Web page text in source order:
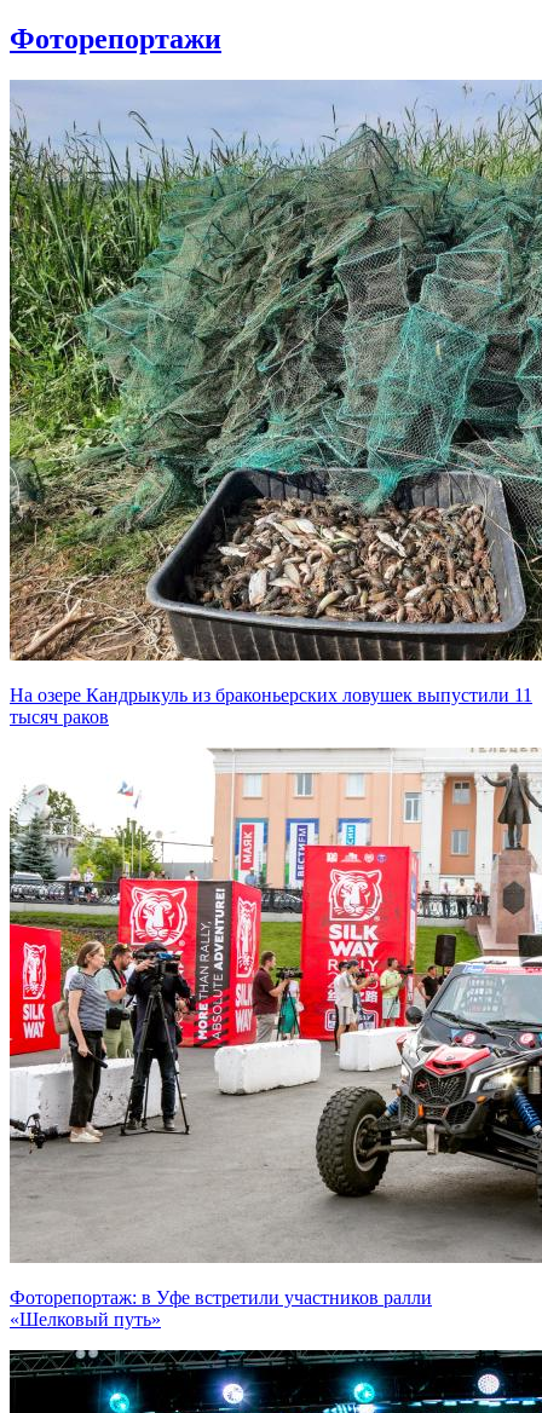
Фоторепортажи
На озере Кандрыкуль из браконьерских ловушек выпустили 11
тысяч раков
Фоторепортаж: в Уфе встретили участников ралли
«Шелковый путь»